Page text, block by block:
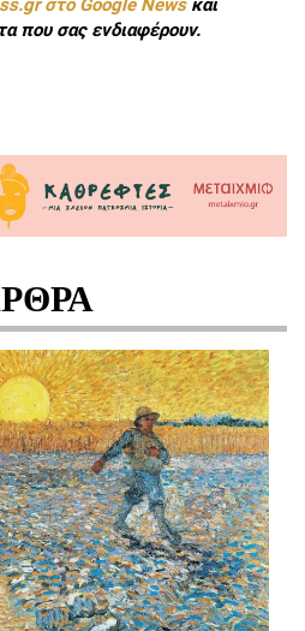
στο Google Newsκαι
που σας ενδιαφέρουν.